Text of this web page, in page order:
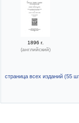
1896 г.
(английский)
страница всех изданий (55